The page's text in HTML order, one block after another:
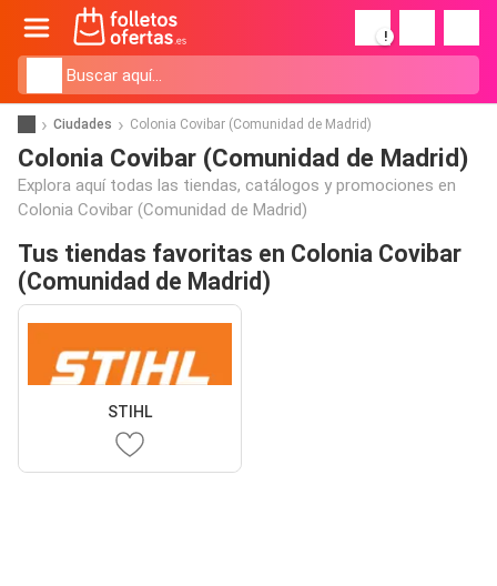
!
Ciudades Colonia Covibar (Comunidad de Madrid)
Colonia Covibar (Comunidad de Madrid)
Explora aquí todas las tiendas, catálogos y promociones en
Colonia Covibar (Comunidad de Madrid)
Tus tiendas favoritas en Colonia Covibar
(Comunidad de Madrid)
STIHL